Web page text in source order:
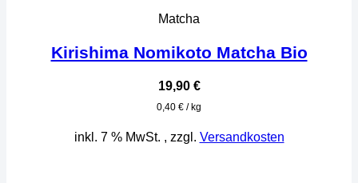
Matcha
Kirishima Nomikoto Matcha Bio
19,90 €
0,40 € / kg
inkl. 7 % MwSt. , zzgl. Versandkosten